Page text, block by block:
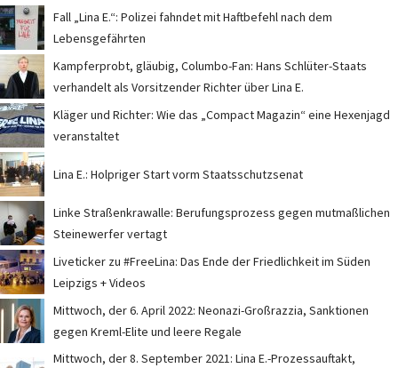
Fall „Lina E.“: Polizei fahndet mit Haftbefehl nach dem
Lebensgefährten
Kampferprobt, gläubig, Columbo-Fan: Hans Schlüter-Staats
verhandelt als Vorsitzender Richter über Lina E.
Kläger und Richter: Wie das „Compact Magazin“ eine Hexenjagd
veranstaltet
Lina E.: Holpriger Start vorm Staatsschutzsenat
Linke Straßenkrawalle: Berufungsprozess gegen mutmaßlichen
Steinewerfer vertagt
Liveticker zu #FreeLina: Das Ende der Friedlichkeit im Süden
Leipzigs + Videos
Mittwoch, der 6. April 2022: Neonazi-Großrazzia, Sanktionen
gegen Kreml-Elite und leere Regale
Mittwoch, der 8. September 2021: Lina E.-Prozessauftakt,